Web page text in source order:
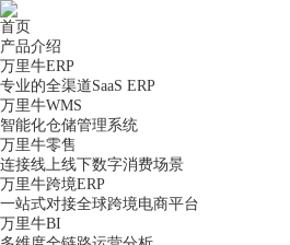
首页
产品介绍
万里牛ERP
专业的全渠道SaaS ERP
万里牛WMS
智能化仓储管理系统
万里牛零售
连接线上线下数字消费场景
万里牛跨境ERP
一站式对接全球跨境电商平台
万里牛BI